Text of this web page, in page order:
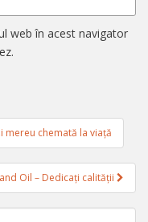
web în acest navigator
mereu chemată la viață
Oil – Dedicați calității